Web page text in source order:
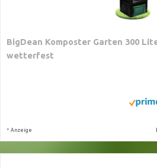
BigDean Komposter Garten 300
wetterfest
* Anzeige